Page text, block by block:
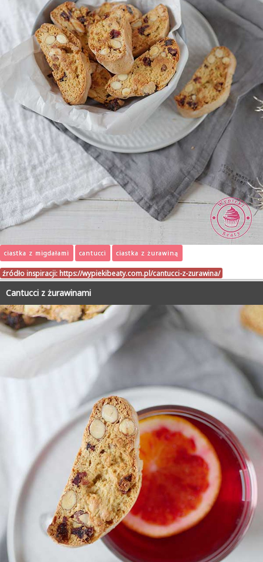
ciastka z migdałami cantucci ciastka z żurawiną
źródło inspiracji: https://wypiekibeaty.com.pl/cantucci-z-zurawina/
Cantucci z żurawinami